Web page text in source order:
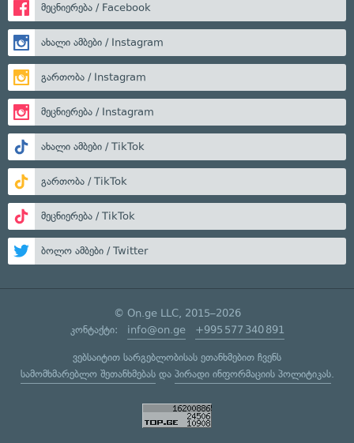
მეცნიერება / Facebook
ახალი ამბები / Instagram
გართობა / Instagram
მეცნიერება / Instagram
ახალი ამბები / TikTok
გართობა / TikTok
მეცნიერება / TikTok
ბოლო ამბები / Twitter
© On.ge LLC, 2015–2026
კონტაქტი: info@on.ge +995 577 340 891
ვებსაიტით სარგებლობისას ეთანხმებით ჩვენს
სამომხმარებლო შეთანხმებასდა პირადი ინფორმაციის პოლიტიკას.